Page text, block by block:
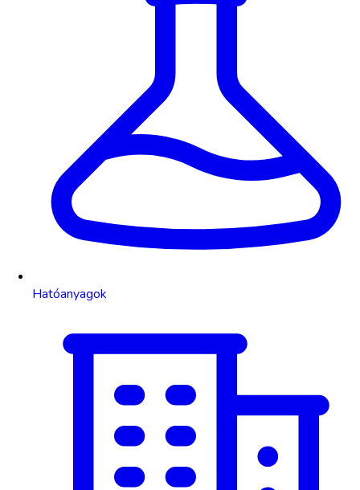
Hatóanyagok